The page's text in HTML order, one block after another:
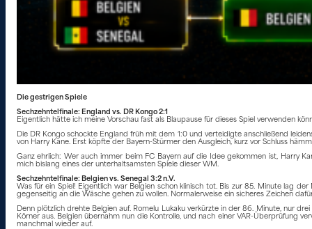
Die gestrigen Spiele
Sechzehntelfinale: England vs. DR Kongo 2:1
Eigentlich hätte ich meine Vorschau fast als Blaupause für dieses Spiel verwenden
Die DR Kongo schockte England früh mit dem 1:0 und verteidigte anschließend
von Harry Kane. Erst köpfte der Bayern-Stürmer den Ausgleich, kurz vor Schluss
Ganz ehrlich: Wer auch immer beim FC Bayern auf die Idee gekommen ist, Harry
mich bislang eines der unterhaltsamsten Spiele dieser WM.
Sechzehntelfinale: Belgien vs. Senegal 3:2 n.V.
Was für ein Spiel! Eigentlich war Belgien schon klinisch tot. Bis zur 85. Minute lag
gegenseitig an die Wäsche gehen zu wollen. Normalerweise ein sicheres Zeichen
Denn plötzlich drehte Belgien auf. Romelu Lukaku verkürzte in der 86. Minute, nur
Körner aus. Belgien übernahm nun die Kontrolle, und nach einer VAR-Überprüfung
manchmal wieder auf.